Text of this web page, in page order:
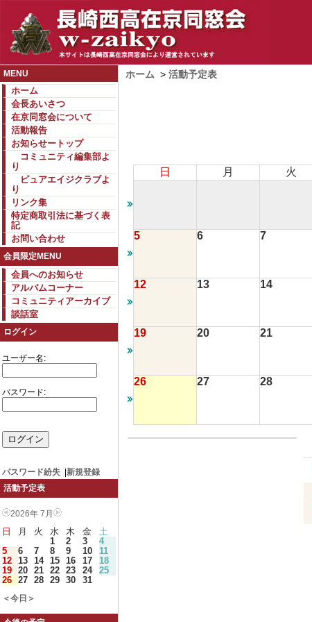
MENU
ホーム
会長あいさつ
在京同窓会について
活動報告
お知らせートップ
コミュニティ編集部よ
り
ピュアエイジクラブよ
り
リンク集
特定商取引法に基づく表
記
お問い合わせ
会員限定MENU
会員へのお知らせ
アルバムコーナー
コミュニティアーカイブ
談話室
ログイン
ユーザー名:
パスワード:
パスワード紛失
新規登録
活動予定表
2026年 7月
日 月 火 水 木 金
土
1
2 3
4
5
6 7 8 9 10
11
12 13 14 15 16 17
18
19 20 21 22 23 24
25
26 27 28 29 30 31
＜今日＞
ホーム > 活動予定表
日 月 火
5 6 7
12 13 14
19 20 21
26 27 28